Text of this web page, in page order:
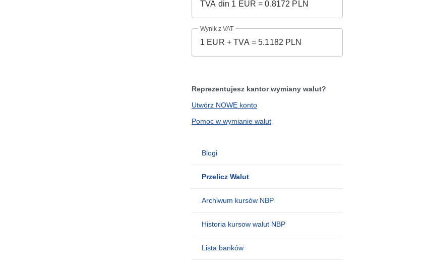
Wynik z VAT
Reprezentujesz kantor wymiany walut?
Utwórz NOWE konto
Pomoc w wymianie walut
Blogi
Przelicz Walut
Archiwum kursów NBP
Historia kursow walut NBP
Lista banków